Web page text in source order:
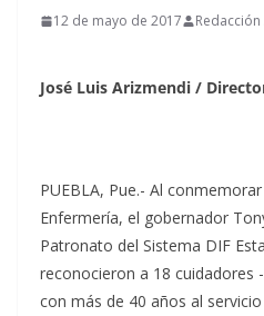
12 de mayo de 2017
José Luis Arizmendi /
PUEBLA, Pue.- Al
Enfermería, el gobernador
Patronato del Sistema DIF
reconocieron a 18 cuidadores
con más de 40 años al